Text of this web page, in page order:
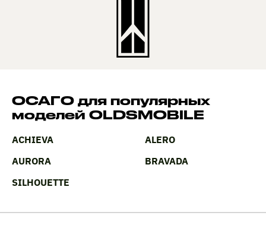
ОСАГО для популярных
моделей OLDSMOBILE
ACHIEVA
ALERO
AURORA
BRAVADA
SILHOUETTE